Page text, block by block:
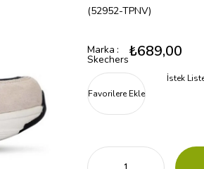
(52952-TPNV)
Marka :
Skechers₺689,00
Favorilere Ekle
İstek